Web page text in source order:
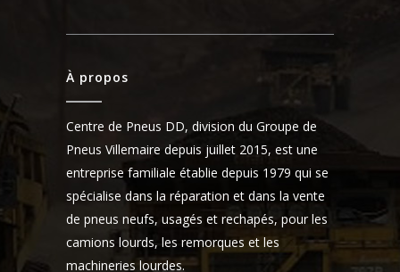
À propos
Centre de Pneus DD, division du Groupe de
Pneus Villemaire depuis juillet 2015, est une
entreprise familiale établie depuis 1979 qui se
spécialise dans la réparation et dans la vente
de pneus neufs, usagés et rechapés, pour les
camions lourds, les remorques et les
machineries lourdes.